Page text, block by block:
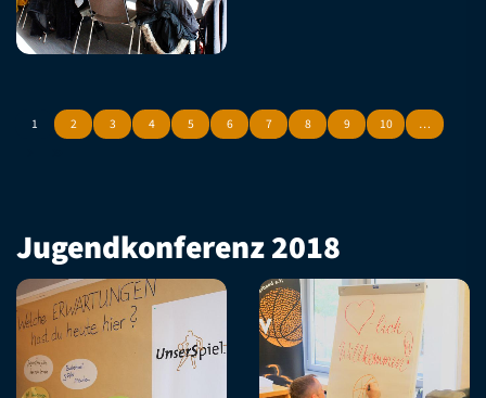
1 2 3 4 5 6 7 8 9 10 …
Jugendkonferenz 2018